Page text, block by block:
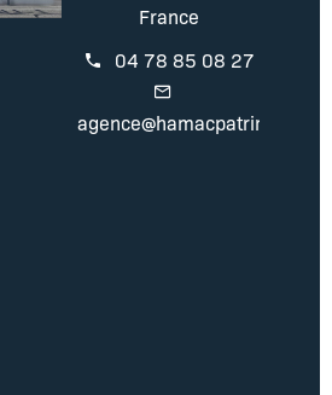
France
04 78 85 08 27